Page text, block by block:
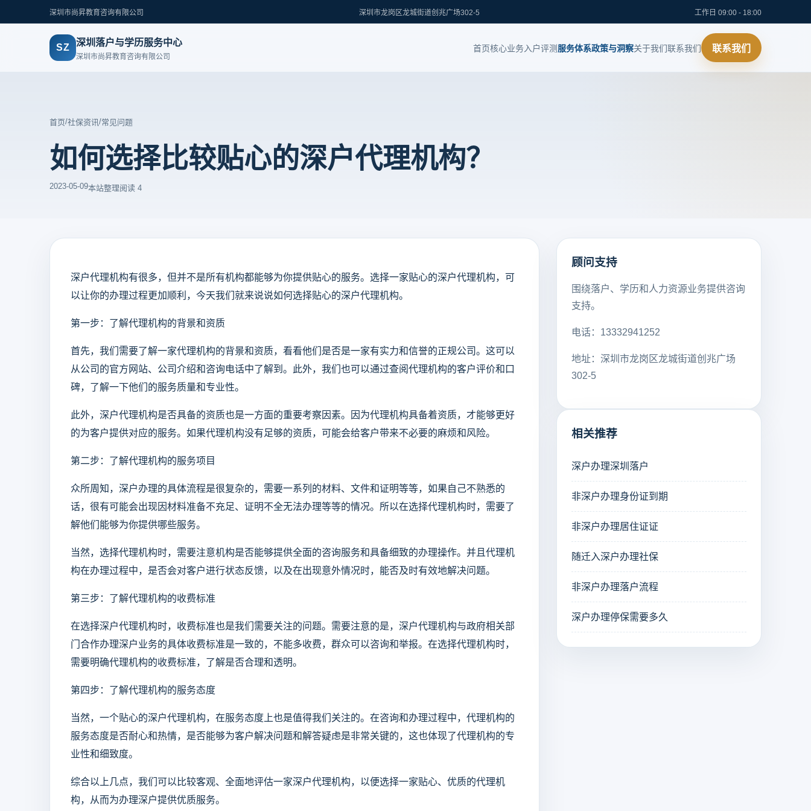
深圳市尚昇教育咨询有限公司 深圳市龙岗区龙城街道创兆广场302-5 工作日 09:00 - 18:00
SZ 深圳落户与学历服务中心
深圳市尚昇教育咨询有限公司
首页核心业务入户评测 服务体系政策与洞察关于我们联系我们 联系我们
首页/社保资讯/常见问题
如何选择比较贴心的深户代理机构？
2023-05-09本站整理阅读 4
深户代理机构有很多，但并不是所有机构都能够为你提供贴心的服务。选择一家贴心的深户代理机构，可
以让你的办理过程更加顺利，今天我们就来说说如何选择贴心的深户代理机构。
第一步：了解代理机构的背景和资质
首先，我们需要了解一家代理机构的背景和资质，看看他们是否是一家有实力和信誉的正规公司。这可以
从公司的官方网站、公司介绍和咨询电话中了解到。此外，我们也可以通过查阅代理机构的客户评价和口
碑，了解一下他们的服务质量和专业性。
此外，深户代理机构是否具备的资质也是一方面的重要考察因素。因为代理机构具备着资质，才能够更好
的为客户提供对应的服务。如果代理机构没有足够的资质，可能会给客户带来不必要的麻烦和风险。
第二步：了解代理机构的服务项目
众所周知，深户办理的具体流程是很复杂的，需要一系列的材料、文件和证明等等，如果自己不熟悉的
话，很有可能会出现因材料准备不充足、证明不全无法办理等等的情况。所以在选择代理机构时，需要了
解他们能够为你提供哪些服务。
当然，选择代理机构时，需要注意机构是否能够提供全面的咨询服务和具备细致的办理操作。并且代理机
构在办理过程中，是否会对客户进行状态反馈，以及在出现意外情况时，能否及时有效地解决问题。
第三步：了解代理机构的收费标准
在选择深户代理机构时，收费标准也是我们需要关注的问题。需要注意的是，深户代理机构与政府相关部
门合作办理深户业务的具体收费标准是一致的，不能多收费，群众可以咨询和举报。在选择代理机构时，
需要明确代理机构的收费标准，了解是否合理和透明。
第四步：了解代理机构的服务态度
当然，一个贴心的深户代理机构，在服务态度上也是值得我们关注的。在咨询和办理过程中，代理机构的
服务态度是否耐心和热情，是否能够为客户解决问题和解答疑虑是非常关键的，这也体现了代理机构的专
业性和细致度。
综合以上几点，我们可以比较客观、全面地评估一家深户代理机构，以便选择一家贴心、优质的代理机
构，从而为办理深户提供优质服务。
顾问支持
围绕落户、学历和人力资源业务提供咨询
支持。
电话：13332941252
地址：深圳市龙岗区龙城街道创兆广场
302-5
相关推荐
深户办理深圳落户
非深户办理身份证到期
非深户办理居住证证
随迁入深户办理社保
非深户办理落户流程
深户办理停保需要多久